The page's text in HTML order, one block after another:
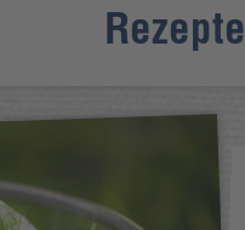
Rezepte